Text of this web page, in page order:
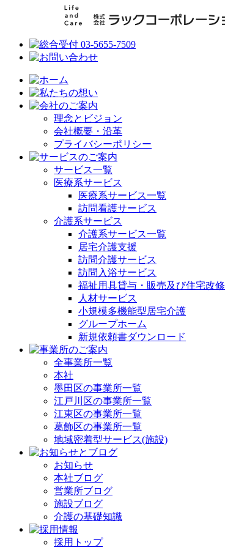
理念とビジョン
会社概要・沿革
プライバシーポリシー
サービス一覧
医療系サービス
医療系サービス一覧
訪問看護サービス
介護系サービス
介護系サービス一覧
居宅介護支援
訪問介護サービス
訪問入浴サービス
福祉用具貸与・販売及び住宅改修
人材サービス
小規模多機能型居宅介護
グループホーム
新規依頼書ダウンロード
全事業所一覧
本社
墨田区の事業所一覧
江戸川区の事業所一覧
江東区の事業所一覧
葛飾区の事業所一覧
地域密着型サービス(施設)
お知らせ
本社ブログ
営業所ブログ
施設ブログ
介護の基礎知識
採用トップ